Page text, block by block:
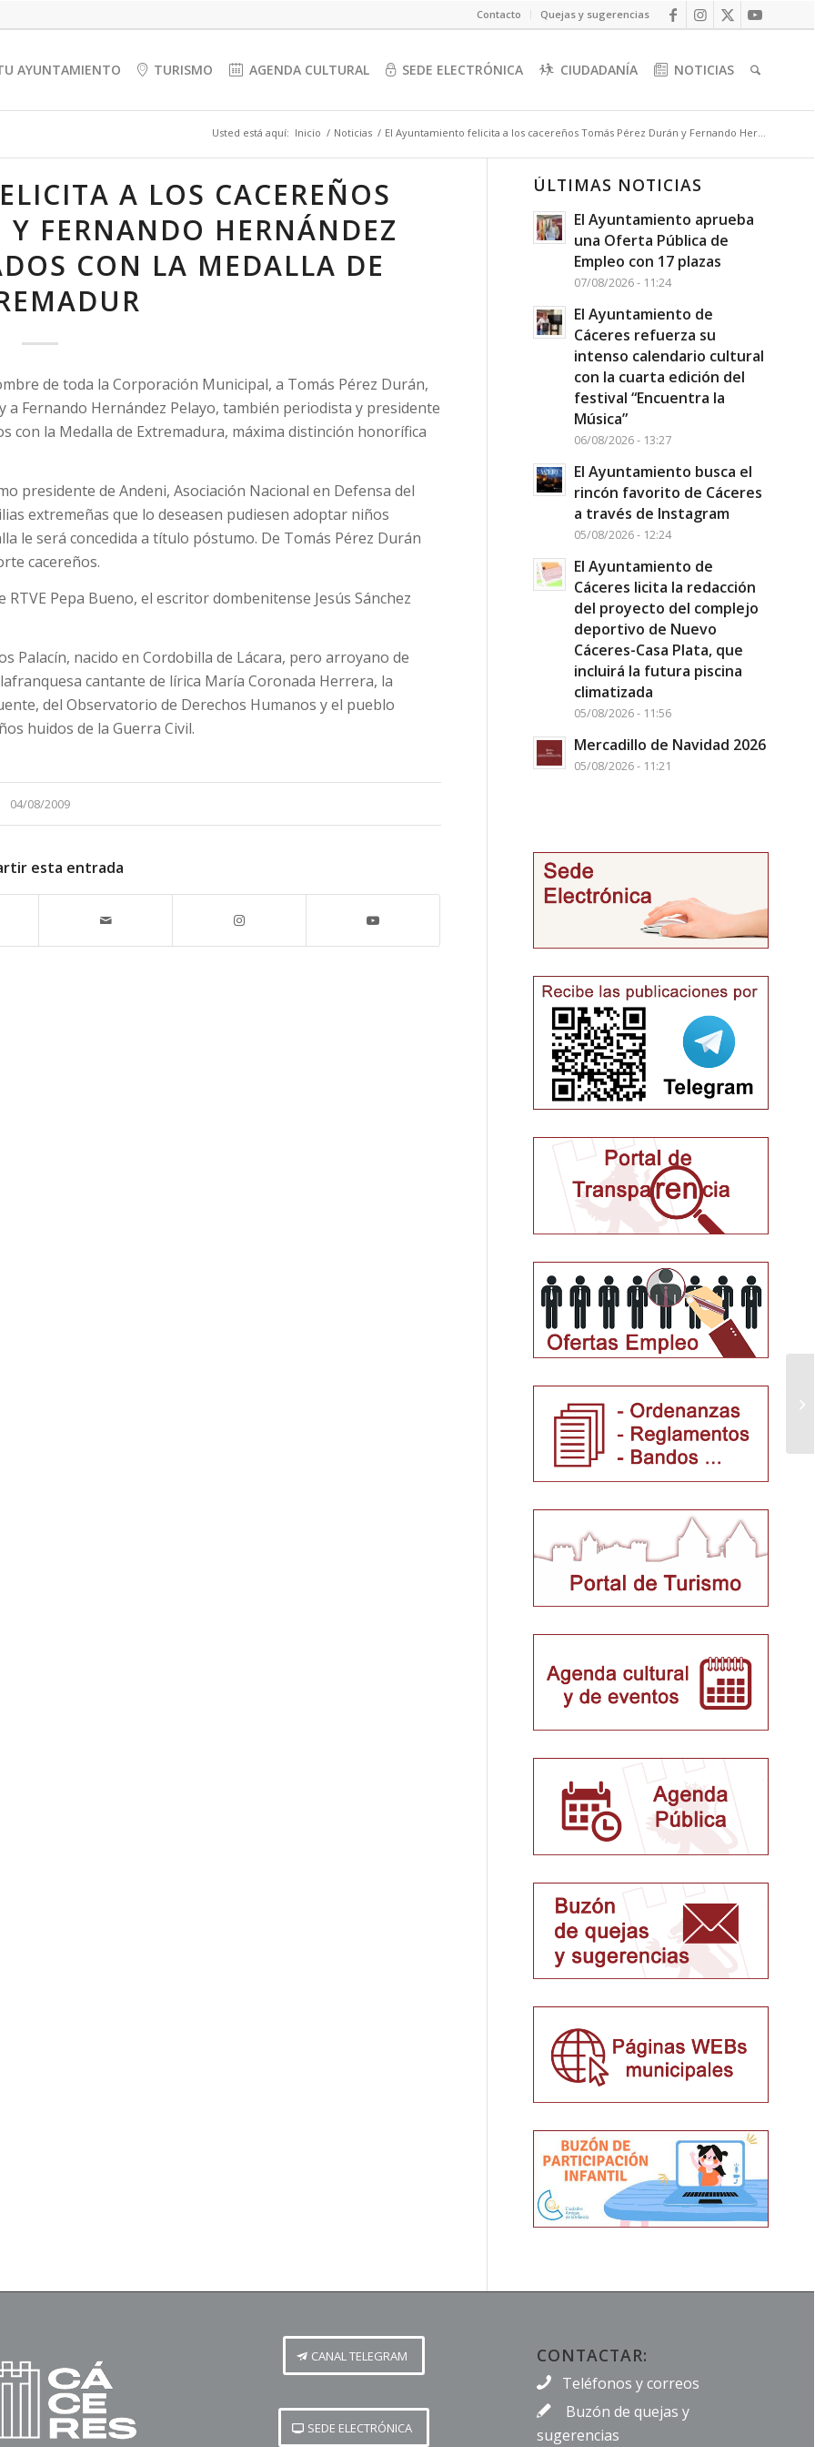
Contacto Quejas y sugerencias
AYUNTAMIENTO TURISMO AGENDA CULTURAL SEDE ELECTRÓNICA CIUDADANÍA NOTICIAS
Usted está aquí: Inicio / Noticias / El Ayuntamiento felicita a los cacereños Tomás Pérez Durán y Fernando Her...
A LOS CACEREÑOS
FERNANDO HERNÁNDEZ
CON LA MEDALLA DE
de toda la Corporación Municipal, a Tomás Pérez Durán,
Fernando Hernández Pelayo, también periodista y presidente
con la Medalla de Extremadura, máxima distinción honorífica
presidente de Andeni, Asociación Nacional en Defensa del
extremeñas que lo deseasen pudiesen adoptar niños
le será concedida a título póstumo. De Tomás Pérez Durán
cacereños.
Pepa Bueno, el escritor dombenitense Jesús Sánchez
Palacín, nacido en Cordobilla de Lácara, pero arroyano de
cantante de lírica María Coronada Herrera, la
del Observatorio de Derechos Humanos y el pueblo
huidos de la Guerra Civil.
04/08/2009
esta entrada
ÚLTIMAS NOTICIAS
El Ayuntamiento aprueba
una Oferta Pública de
Empleo con 17 plazas
07/08/2026 - 11:24
El Ayuntamiento de
Cáceres refuerza su
intenso calendario cultural
con la cuarta edición del
festival “Encuentra la
Música”
06/08/2026 - 13:27
El Ayuntamiento busca el
rincón favorito de Cáceres
a través de Instagram
05/08/2026 - 12:24
El Ayuntamiento de
Cáceres licita la redacción
del proyecto del complejo
deportivo de Nuevo
Cáceres-Casa Plata, que
incluirá la futura piscina
climatizada
05/08/2026 - 11:56
Mercadillo de Navidad 2026
05/08/2026 - 11:21
CANAL TELEGRAM
SEDE ELECTRÓNICA
CONTACTAR:
Teléfonos y correos
Buzón de quejas y
sugerencias